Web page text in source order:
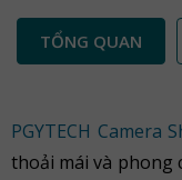
TỔNG QUAN
PGYTECH Camera
thoải mái và phong